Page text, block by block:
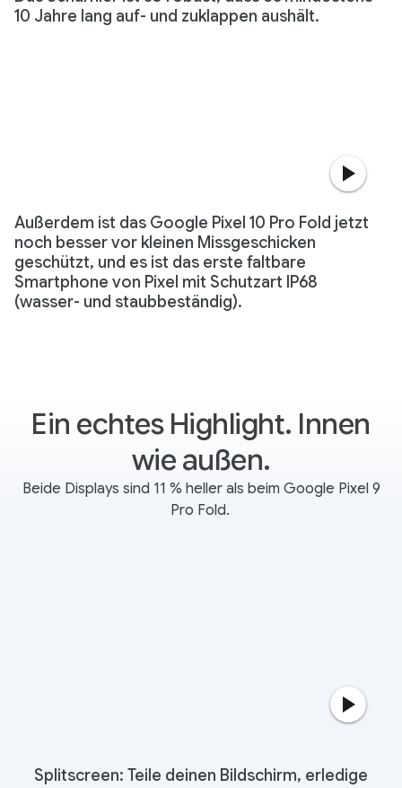
10 Jahre lang auf- und zuklappen aushält.
Außerdem ist das Google Pixel 10 Pro Fold jetzt
noch besser vor kleinen Missgeschicken
geschützt, und es ist das erste faltbare
Smartphone von Pixel mit Schutzart IP68
(wasser- und staubbeständig).
Ein echtes Highlight. Innen
wie außen.
Beide Displays sind 11 % heller als beim Google Pixel 9
Pro Fold.
Splitscreen: Teile deinen Bildschirm, erledige